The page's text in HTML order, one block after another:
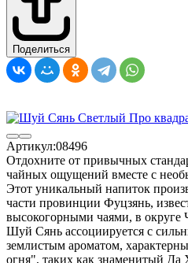
Поделиться
Артикул:08496
Отдохните от привычных
чайных ощущений вместе с
Этот уникальный напиток
части провинции Фуцзянь,
высокогорными чаями, в
Шуй Сянь ассоциируется с
землистым ароматом,
огня", таких как знаменитый Да